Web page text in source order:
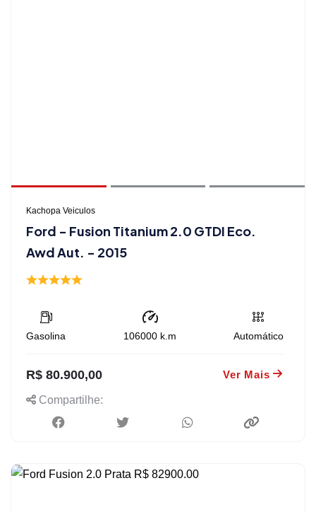
Kachopa Veiculos
Ford - Fusion Titanium 2.0 GTDI Eco.
Awd Aut. - 2015
Gasolina 106000k.m Automático
R$ 80.900,00 Ver Mais
Compartilhe: